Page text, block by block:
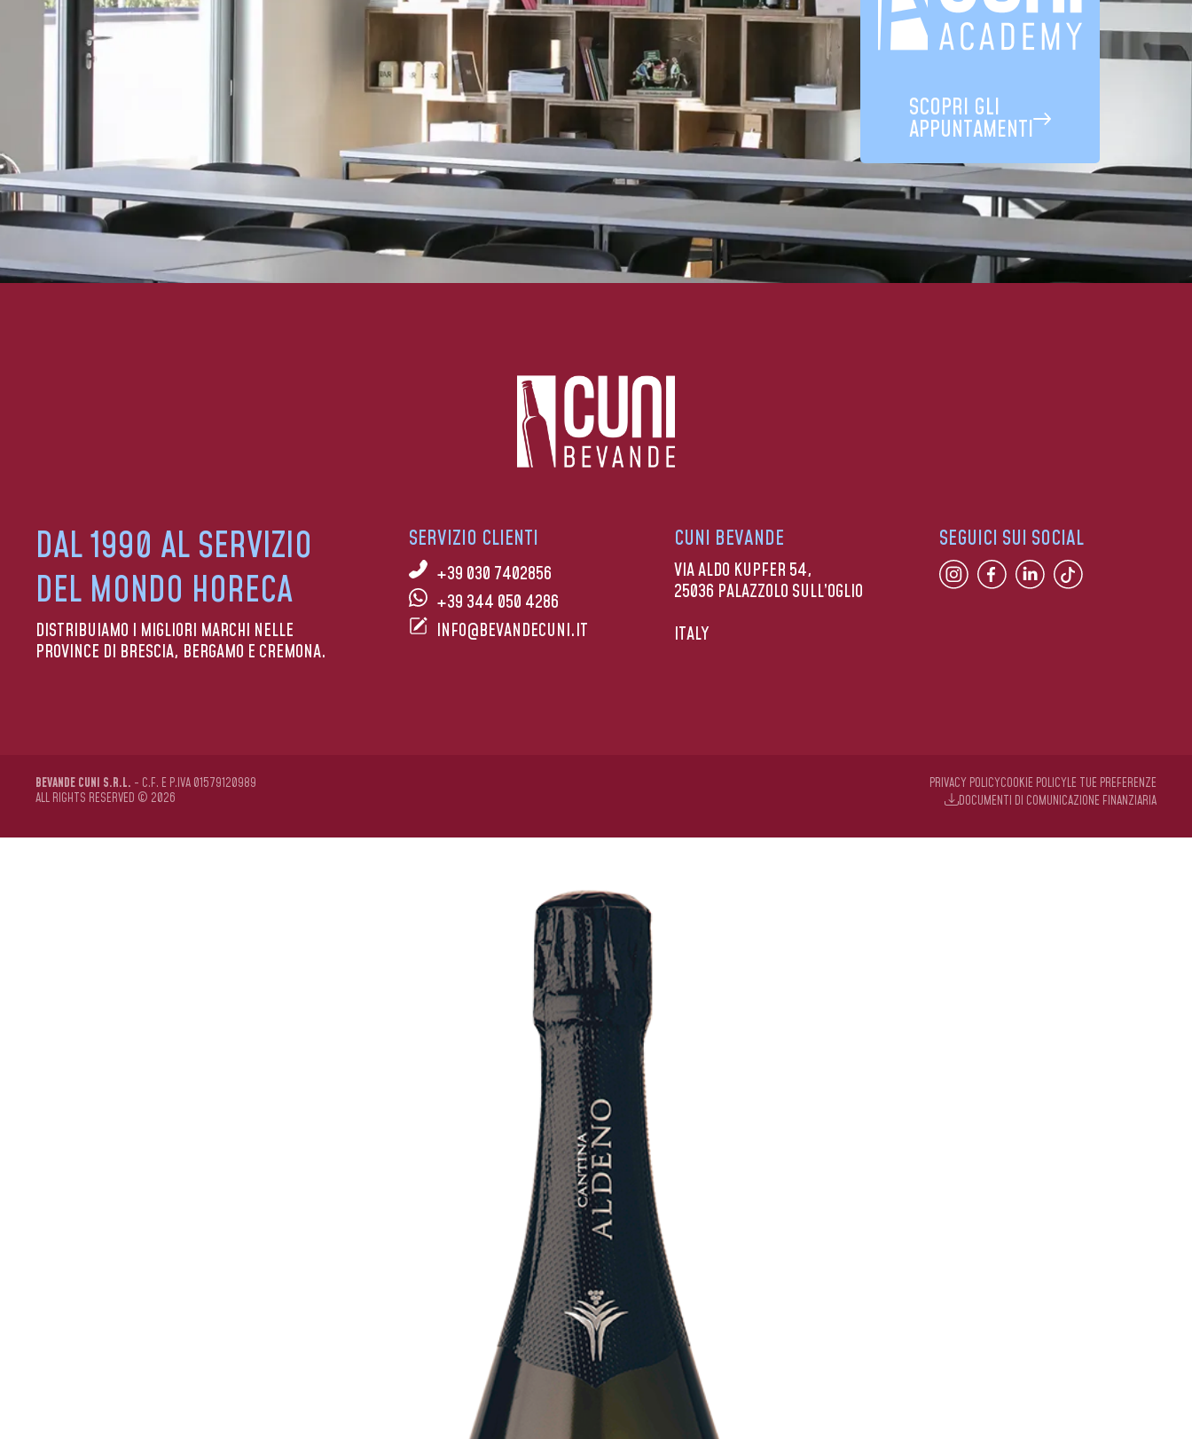
SCOPRI GLI
APPUNTAMENTI
DAL 1990 AL SERVIZIO
DEL MONDO HORECA
DISTRIBUIAMO I MIGLIORI MARCHI NELLE
PROVINCE DI BRESCIA, BERGAMO E CREMONA.
SERVIZIO CLIENTI
+39 030 7402856
+39 344 050 4286
INFO@BEVANDECUNI.IT
CUNI BEVANDE
VIA ALDO KUPFER 54,
25036 PALAZZOLO SULL’OGLIO
ITALY
SEGUICI SUI SOCIAL
BEVANDE CUNI S.R.L. - C.F. E P.IVA 01579120989
ALL RIGHTS RESERVED © 2026
PRIVACY POLICYCOOKIE POLICYLE TUE PREFERENZE
DOCUMENTI DI COMUNICAZIONE FINANZIARIA